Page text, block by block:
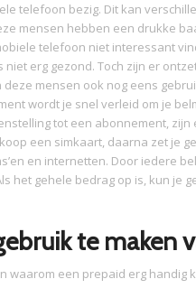
telefoon bezig. Dit kan
mensen hebben een drukke
telefoon niet interessant
erg gezond. Toch zijn er
mensen ook nog eens
wordt je snel verleid om je
tot een abonnement,
een simkaart, daarna zet je
en internetten. Door iedere
het gehele bedrag op is, kun je
te maken
waarom een prepaid erg handig